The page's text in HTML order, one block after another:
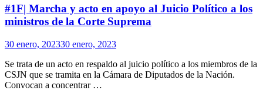
#1F| Marcha y acto en apoyo al Juicio Político a los
ministros de la Corte Suprema
30 enero, 202330 enero, 2023
Se trata de un acto en respaldo al juicio político a los miembros de la
CSJN que se tramita en la Cámara de Diputados de la Nación.
Convocan a concentrar …